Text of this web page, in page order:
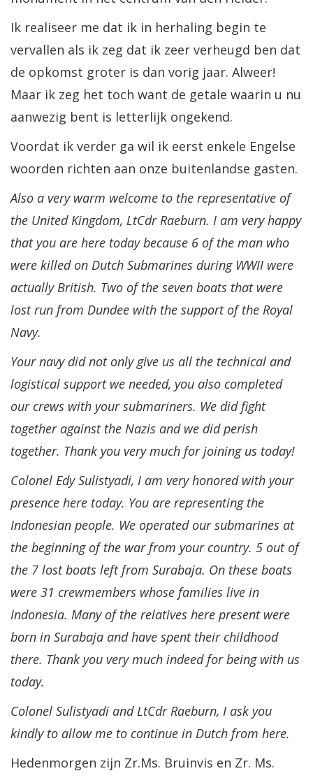
Ik realiseer me dat ik in herhaling begin te
vervallen als ik zeg dat ik zeer verheugd ben dat
de opkomst groter is dan vorig jaar. Alweer!
Maar ik zeg het toch want de getale waarin u nu
aanwezig bent is letterlijk ongekend.
Voordat ik verder ga wil ik eerst enkele Engelse
woorden richten aan onze buitenlandse gasten.
Also a very warm welcome to the representative of
the United Kingdom, LtCdr Raeburn. I am very happy
that you are here today because 6 of the man who
were killed on Dutch Submarines during WWII were
actually British. Two of the seven boats that were
lost run from Dundee with the support of the Royal
Navy.
Your navy did not only give us all the technical and
logistical support we needed, you also completed
our crews with your submariners. We did fight
together against the Nazis and we did perish
together. Thank you very much for joining us today!
Colonel Edy Sulistyadi, I am very honored with your
presence here today. You are representing the
Indonesian people. We operated our submarines at
the beginning of the war from your country. 5 out of
the 7 lost boats left from Surabaja. On these boats
were 31 crewmembers whose families live in
Indonesia. Many of the relatives here present were
born in Surabaja and have spent their childhood
there. Thank you very much indeed for being with us
today.
Colonel Sulistyadi and LtCdr Raeburn, I ask you
kindly to allow me to continue in Dutch from here.
Hedenmorgen zijn Zr.Ms. Bruinvis en Zr. Ms.